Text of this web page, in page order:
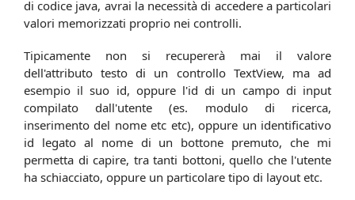
di codice java, avrai la necessità di accedere a particolari
valori memorizzati proprio nei controlli.
Tipicamente non si recupererà mai il valore
dell'attributo testo di un controllo TextView, ma ad
esempio il suo id, oppure l'id di un campo di input
compilato dall'utente (es. modulo di ricerca,
inserimento del nome etc etc), oppure un identificativo
id legato al nome di un bottone premuto, che mi
permetta di capire, tra tanti bottoni, quello che l'utente
ha schiacciato, oppure un particolare tipo di layout etc.